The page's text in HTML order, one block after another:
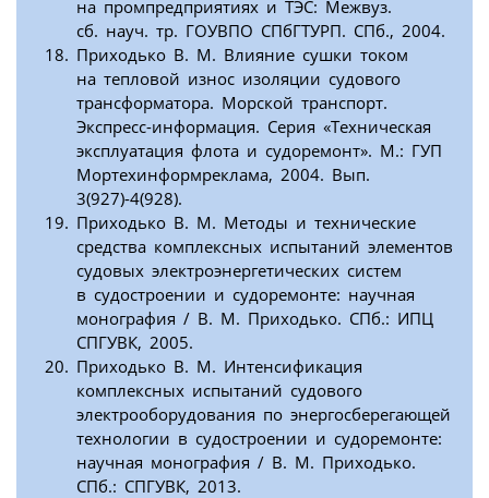
на промпредприятиях и ТЭС: Межвуз.
сб. науч. тр. ГОУВПО СПбГТУРП. СПб., 2004.
Приходько В. М. Влияние сушки током
на тепловой износ изоляции судового
трансформатора. Морской транспорт.
Экспресс-информация. Серия «Техническая
эксплуатация флота и судоремонт». М.: ГУП
Мортехинформреклама, 2004. Вып.
3(927)-4(928).
Приходько В. М. Методы и технические
средства комплексных испытаний элементов
судовых электроэнергетических систем
в судостроении и судоремонте: научная
монография / В. М. Приходько. СПб.: ИПЦ
СПГУВК, 2005.
Приходько В. М. Интенсификация
комплексных испытаний судового
электрооборудования по энергосберегающей
технологии в судостроении и судоремонте:
научная монография / В. М. Приходько.
СПб.: СПГУВК, 2013.